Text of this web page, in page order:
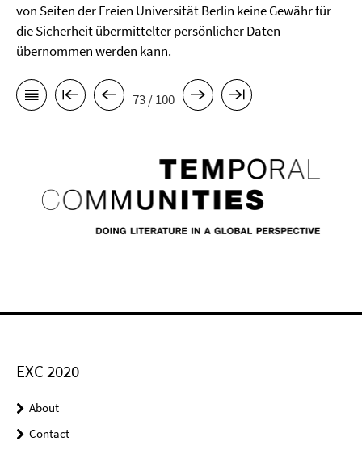
von Seiten der Freien Universität Berlin keine Gewähr für
die Sicherheit übermittelter persönlicher Daten
übernommen werden kann.
73 / 100
EXC 2020
About
Contact